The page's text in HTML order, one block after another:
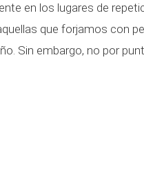
en los lugares de
que forjamos con
Sin embargo, no por